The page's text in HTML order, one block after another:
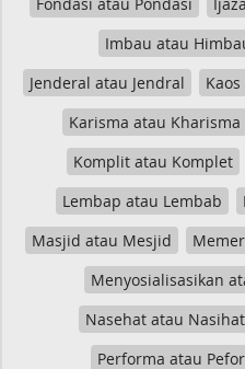
Imbau atau
Jenderal atau Jendral
Karisma atau Kharisma
Komplit atau Komplet
Lembap atau Lembab
Masjid atau Mesjid
Menyosialisasikan
Nasehat atau Nasihat
Performa atau